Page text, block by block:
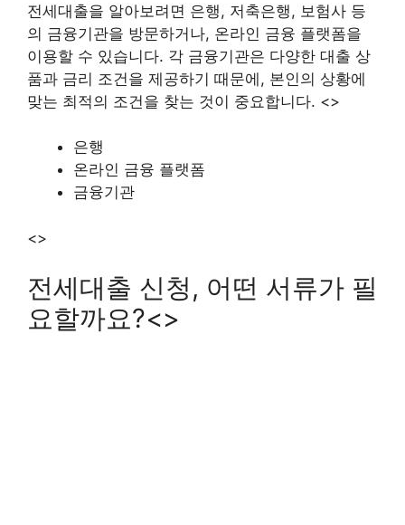
전세대출을 알아보려면 은행, 저축은행, 보험사 등
의 금융기관을 방문하거나, 온라인 금융 플랫폼을
이용할 수 있습니다. 각 금융기관은 다양한 대출 상
품과 금리 조건을 제공하기 때문에, 본인의 상황에
맞는 최적의 조건을 찾는 것이 중요합니다. <>
은행
온라인 금융 플랫폼
금융기관
<>
전세대출 신청, 어떤 서류가 필
요할까요?<>